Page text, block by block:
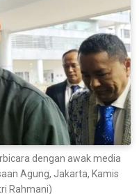
dengan awak media
Agung, Jakarta, Kamis
Rahmani)